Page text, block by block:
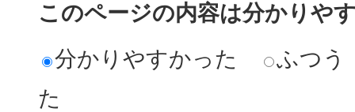
このページの内容は分かりや
分かりやすかった
ふつう
た